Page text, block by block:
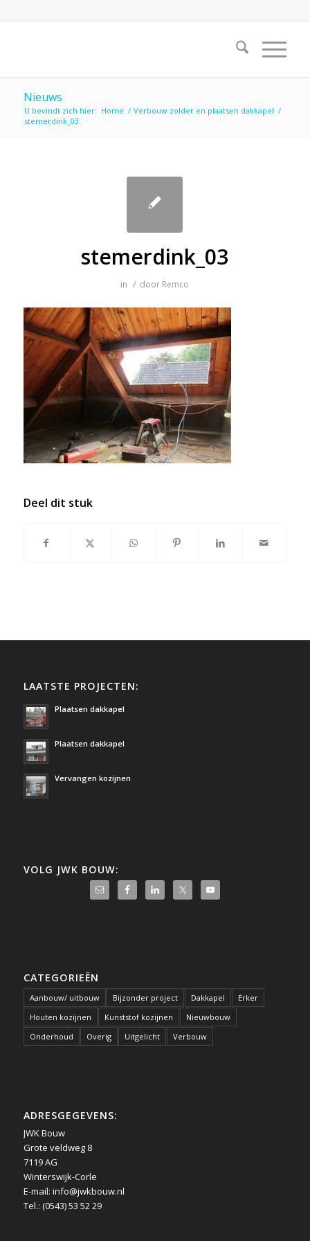
Nieuws
U bevindt zich hier: Home / Verbouw zolder en plaatsen dakkapel /
stemerdink_03
stemerdink_03
in / door Remco
Deel dit stuk
LAATSTE PROJECTEN:
Plaatsen dakkapel
Plaatsen dakkapel
Vervangen kozijnen
VOLG JWK BOUW:
CATEGORIEËN
Aanbouw/ uitbouw Bijzonder project Dakkapel
Erker
Houten kozijnen
Kunststof kozijnen
Nieuwbouw
Onderhoud
Overig Uitgelicht Verbouw
ADRESGEGEVENS:
JWK Bouw
Grote veldweg 8
7119 AG
Winterswijk-Corle
E-mail: info@jwkbouw.nl
Tel.: (0543) 53 52 29